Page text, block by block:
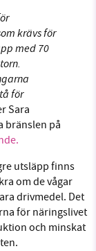
krävs för
med 70
för
Sara
bränslen på
utsläpp finns
om de vågar
drivmedel. Det
för näringslivet
och minskat